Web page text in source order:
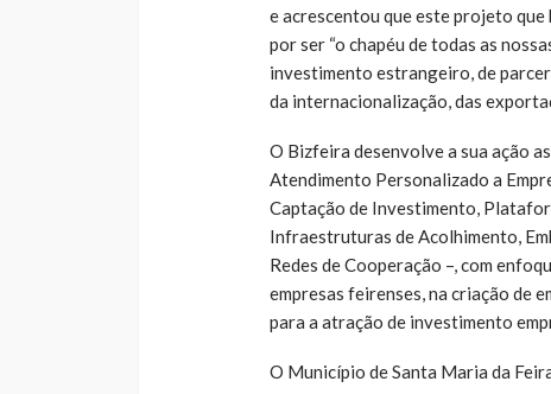
e acrescentou que este projeto que
por ser “o chapéu de todas as
investimento estrangeiro, de
da internacionalização, das
O Bizfeira desenvolve a sua ação
Atendimento Personalizado a
Captação de Investimento,
Infraestruturas de Acolhimento,
Redes de Cooperação –, com
empresas feirenses, na criação de
para a atração de investimento
O Município de Santa Maria da